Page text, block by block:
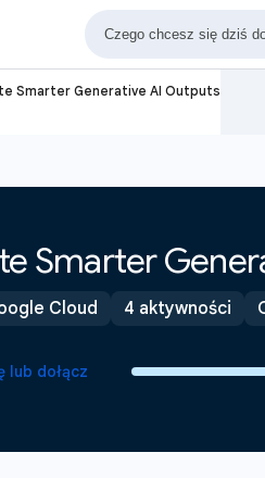
Smarter Generative AI Outputs
Smarter
Cloud 4 aktywności
lub dołącz